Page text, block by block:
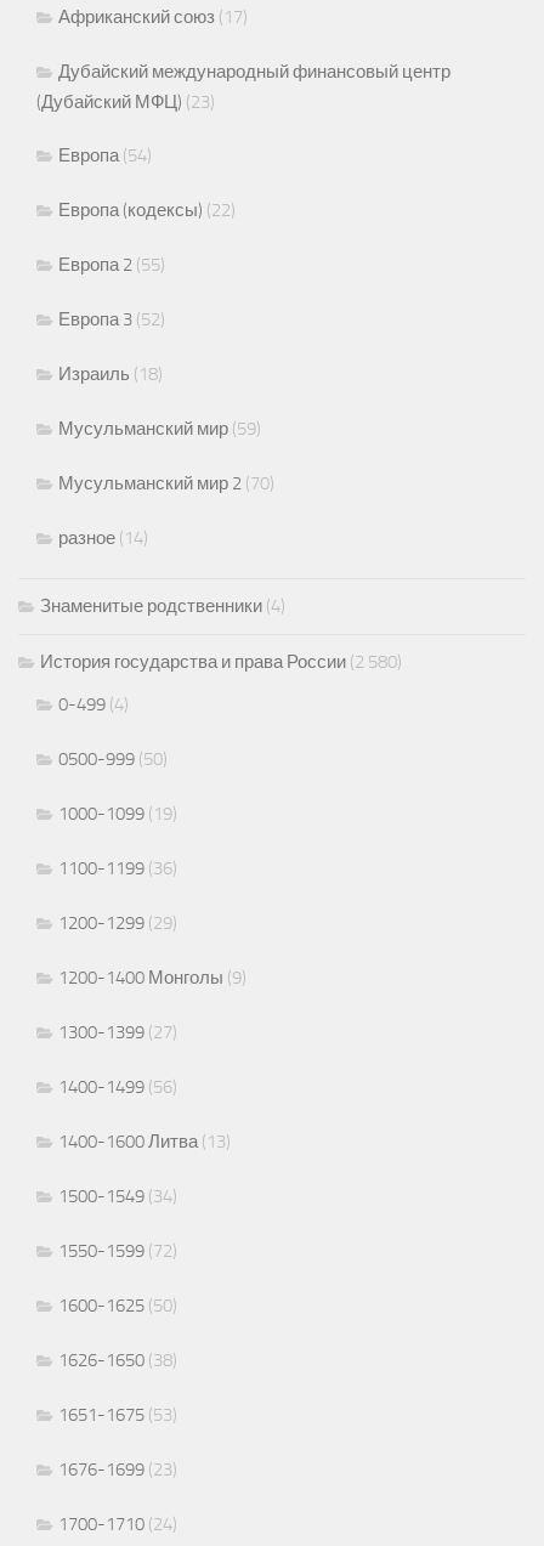
Африканский союз (17)
Дубайский международный финансовый центр
(Дубайский МФЦ) (23)
Европа(54)
Европа (кодексы) (22)
Европа 2 (55)
Европа 3 (52)
Израиль (18)
Мусульманский мир (59)
Мусульманский мир 2 (70)
разное (14)
Знаменитые родственники (4)
История государства и права России (2 580)
0-499 (4)
0500-999 (50)
1000-1099 (19)
1100-1199 (36)
1200-1299 (29)
1200-1400 Монголы (9)
1300-1399 (27)
1400-1499 (56)
1400-1600 Литва(13)
1500-1549 (34)
1550-1599 (72)
1600-1625 (50)
1626-1650 (38)
1651-1675 (53)
1676-1699 (23)
1700-1710 (24)